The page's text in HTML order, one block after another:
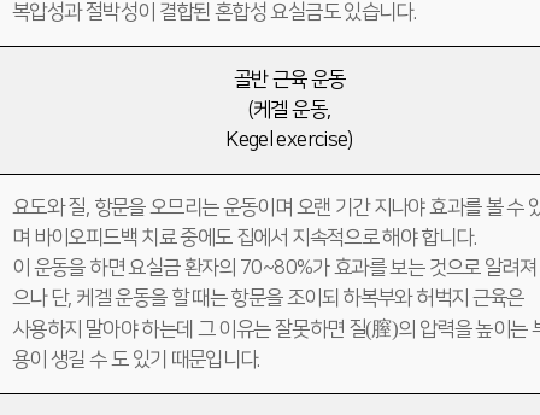
복압성과 절박성이 결합된 혼합성 요실금도 있습니다.
골반 근육 운동
(케겔 운동,
Kegel exercise)
요도와 질, 항문을 오므리는 운동이며 오랜 기간 지나야 효과를 볼 수
며 바이오피드백 치료 중에도 집에서 지속적으로 해야 합니다.
이 운동을 하면 요실금 환자의 70~80%가 효과를 보는 것으로 알려져
으나 단, 케겔 운동을 할 때는 항문을 조이되 하복부와 허벅지 근육은
사용하지 말아야 하는데 그 이유는 잘못하면 질(膣)의 압력을 높이는
용이 생길 수 도 있기 때문입니다.